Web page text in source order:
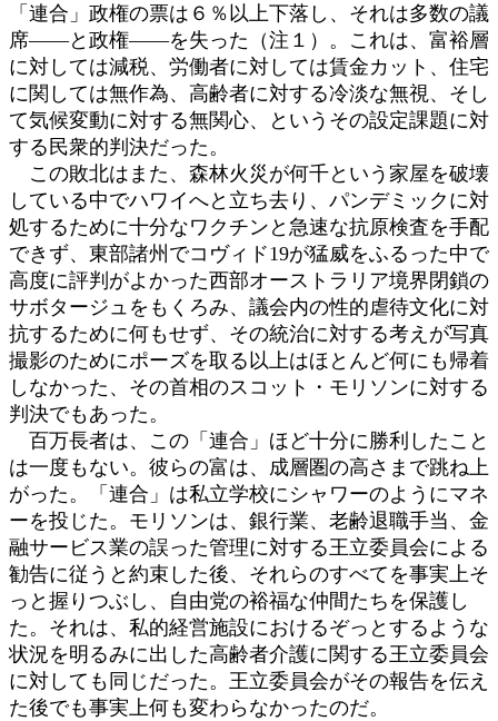
「連合」政権の票は６％以上下落し、それは多数の議
席――と政権――を失った（注１）。これは、富裕層
に対しては減税、労働者に対しては賃金カット、住宅
に関しては無作為、高齢者に対する冷淡な無視、そし
て気候変動に対する無関心、というその設定課題に対
する民衆的判決だった。
この敗北はまた、森林火災が何千という家屋を破壊
している中でハワイへと立ち去り、パンデミックに対
処するために十分なワクチンと急速な抗原検査を手配
できず、東部諸州でコヴィド19が猛威をふるった中で
高度に評判がよかった西部オーストラリア境界閉鎖の
サボタージュをもくろみ、議会内の性的虐待文化に対
抗するために何もせず、その統治に対する考えが写真
撮影のためにポーズを取る以上はほとんど何にも帰着
しなかった、その首相のスコット・モリソンに対する
判決でもあった。
百万長者は、この「連合」ほど十分に勝利したこと
は一度もない。彼らの富は、成層圏の高さまで跳ね上
がった。「連合」は私立学校にシャワーのようにマネ
ーを投じた。モリソンは、銀行業、老齢退職手当、金
融サービス業の誤った管理に対する王立委員会による
勧告に従うと約束した後、それらのすべてを事実上そ
っと握りつぶし、自由党の裕福な仲間たちを保護し
た。それは、私的経営施設におけるぞっとするような
状況を明るみに出した高齢者介護に関する王立委員会
に対しても同じだった。王立委員会がその報告を伝え
た後でも事実上何も変わらなかったのだ。